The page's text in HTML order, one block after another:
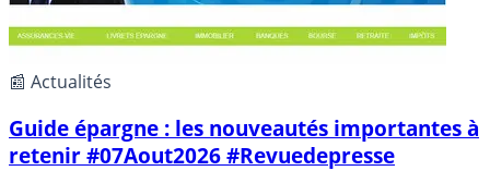
📰 Actualités
Guide épargne : les nouveautés importantes à
retenir #07Aout2026 #Revuedepresse